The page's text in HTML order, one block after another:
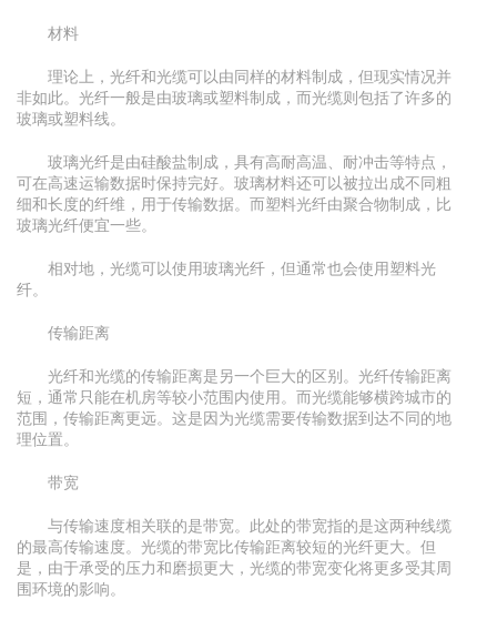
材料
理论上，光纤和光缆可以由同样的材料制成，但现实情况并
非如此。光纤一般是由玻璃或塑料制成，而光缆则包括了许多的
玻璃或塑料线。
玻璃光纤是由硅酸盐制成，具有高耐高温、耐冲击等特点，
可在高速运输数据时保持完好。玻璃材料还可以被拉出成不同粗
细和长度的纤维，用于传输数据。而塑料光纤由聚合物制成，比
玻璃光纤便宜一些。
相对地，光缆可以使用玻璃光纤，但通常也会使用塑料光
纤。
传输距离
光纤和光缆的传输距离是另一个巨大的区别。光纤传输距离
短，通常只能在机房等较小范围内使用。而光缆能够横跨城市的
范围，传输距离更远。这是因为光缆需要传输数据到达不同的地
理位置。
带宽
与传输速度相关联的是带宽。此处的带宽指的是这两种线缆
的最高传输速度。光缆的带宽比传输距离较短的光纤更大。但
是，由于承受的压力和磨损更大，光缆的带宽变化将更多受其周
围环境的影响。